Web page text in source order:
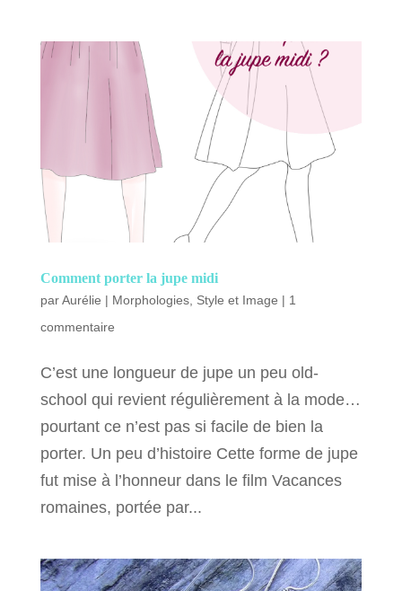
Comment porter la jupe midi
parAurélie | Morphologies, Style et Image | 1
commentaire
C’est une longueur de jupe un peu old-
school qui revient régulièrement à la mode…
pourtant ce n’est pas si facile de bien la
porter. Un peu d’histoire Cette forme de jupe
fut mise à l’honneur dans le film Vacances
romaines, portée par...